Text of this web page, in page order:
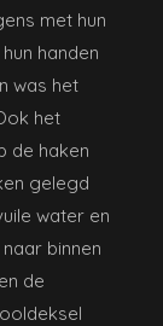
met hun
handen
was het
het
de haken
gelegd
water en
binnen
de